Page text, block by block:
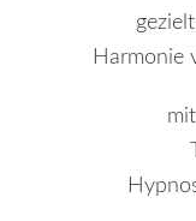
Harmonie